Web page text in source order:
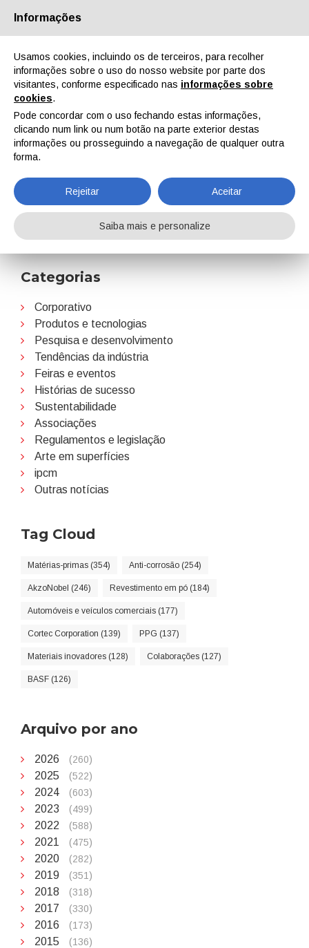
Quem Somos Parceiros Contactos Área reservada
EN IT DE ES PT
Milliken
Home Notícias Milliken
Categorias
Corporativo
Produtos e tecnologias
Pesquisa e desenvolvimento
Tendências da indústria
Feiras e eventos
Histórias de sucesso
Sustentabilidade
Associações
Regulamentos e legislação
Arte em superfícies
ipcm
Outras notícias
Tag Cloud
Matérias-primas (354) Anti-corrosão (254)
AkzoNobel (246) Revestimento em pó (184)
Automóveis e veículos comerciais (177)
Cortec Corporation (139) PPG (137)
Materiais inovadores (128) Colaborações (127)
BASF (126)
Arquivo por ano
2026 (260)
2025 (522)
2024 (603)
2023 (499)
2022 (588)
2021 (475)
2020 (282)
2019 (351)
2018 (318)
2017 (330)
2016 (173)
2015 (136)
Informações
Usamos cookies, incluindo os de terceiros, para recolher
informações sobre o uso do nosso website por parte dos
visitantes, conforme especificado nas informações sobre
cookies.
Pode concordar com o uso fechando estas informações,
clicando num link ou num botão na parte exterior destas
informações ou prosseguindo a navegação de qualquer outra
forma.
Rejeitar Aceitar
Saiba mais e personalize